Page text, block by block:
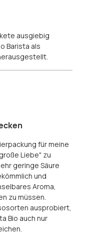
ausgiebig
Barista als
für meine
Liebe" zu
geringe Säure
und
Aroma,
zu müssen.
ausprobiert,
Bio auch nur